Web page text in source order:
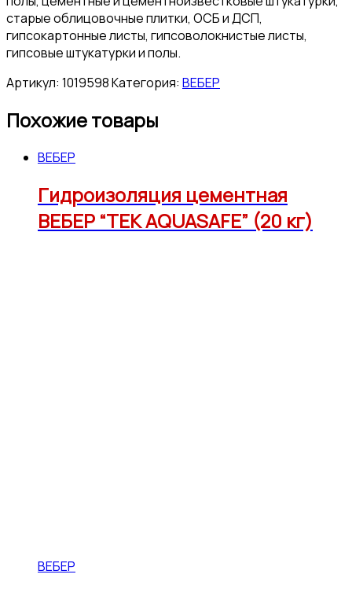
старые облицовочные плитки, ОСБ и ДСП,
гипсокартонные листы, гипсоволокнистые листы,
гипсовые штукатурки и полы.
Артикул: 1019598Категория: ВЕБЕР
Похожие товары
ВЕБЕР
Гидроизоляция цементная
ВЕБЕР “ТЕК AQUASAFE” (20 кг)
ВЕБЕР